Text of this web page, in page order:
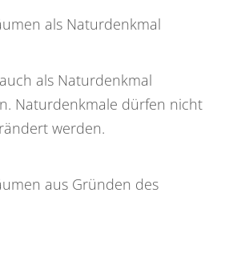
als Naturdenkmal
als Naturdenkmal
Naturdenkmale dürfen nicht
werden.
aus Gründen des